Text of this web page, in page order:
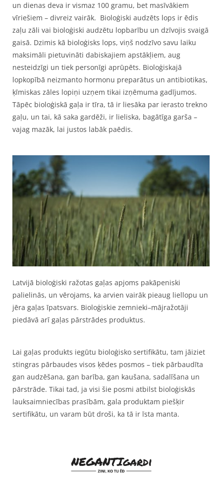
un dienas deva ir vismaz 100 gramu, bet masīvākiem
vīriešiem – divreiz vairāk. Bioloģiski audzēts lops ir ēdis
zaļu zāli vai bioloģiski audzētu lopbarību un dzīvojis svaigā
gaisā. Dzimis kā bioloģisks lops, viņš nodzīvo savu laiku
maksimāli pietuvināti dabiskajiem apstākļiem, aug
nesteidzīgi un tiek personīgi aprūpēts. Bioloģiskajā
lopkopībā neizmanto hormonu preparātus un antibiotikas,
ķīmiskas zāles lopiņi uzņem tikai izņēmuma gadījumos.
Tāpēc bioloģiskā gaļa ir tīra, tā ir liesāka par ierasto trekno
gaļu, un tai, kā saka gardēži, ir lieliska, bagātīga garša –
vajag mazāk, lai justos labāk paēdis.
Latvijā bioloģiski ražotas gaļas apjoms pakāpeniski
palielinās, un vērojams, ka arvien vairāk pieaug liellopu un
jēra gaļas īpatsvars. Bioloģiskie zemnieki–mājražotāji
piedāvā arī gaļas pārstrādes produktus.
Lai gaļas produkts iegūtu bioloģisko sertifikātu, tam jāiziet
stingras pārbaudes visos ķēdes posmos – tiek pārbaudīta
gan audzēšana, gan barība, gan kaušana, sadalīšana un
pārstrāde. Tikai tad, ja visi šie posmi atbilst bioloģiskās
lauksaimniecības prasībām, gala produktam piešķir
sertifikātu, un varam būt droši, ka tā ir īsta manta.